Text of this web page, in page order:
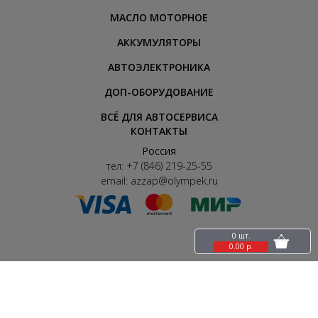
сочетаются роскошь, комфорт и надежность.
Для любого владельца такого автомобиля важно,
чтобы при необходимости всегда можно было купить
автозапчасти для крайслер, качественные и по
доступной цене. Многие автомобилисты могут
столкнуться с проблемами, связанными с поиском
запчастей. Найти детали, необходимые для ремонта
этих машин, крайне сложно на автомобильных рынках,
разборках и обычных магазинах. Обычно либо цена на
запчасти крайслер значительно завышена, либо их
просто нет в наличии, и приходится долгое время
МАСЛО МОТОРНОЕ
АККУМУЛЯТОРЫ
АВТОЭЛЕКТРОНИКА
ДОП-ОБОРУДОВАНИЕ
ВСЁ ДЛЯ АВТОСЕРВИСА
КОНТАКТЫ
Россия
тел: +7 (846) 219-25-55
email: azzap@olympek.ru
0 шт.
0.00 р.